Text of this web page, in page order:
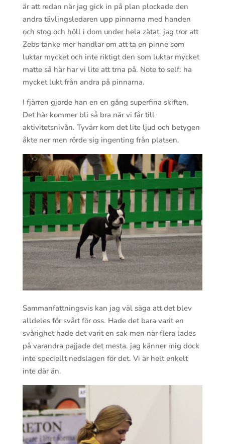
är att redan när jag gick in på plan plockade den
andra tävlingsledaren upp pinnarna med handen
och stog och höll i dom under hela zätat. jag tror att
Zebs tanke mer handlar om att ta en pinne som
luktar mycket och inte riktigt den som luktar mycket
matte så här har vi lite att trna på. Note to self: ha
mycket lukt från andra på pinnarna.
I fjärren gjorde han en en gång superfina skiften.
Det här kommer bli så bra när vi får till
aktivitetsnivån. Tyvärr kom det lite ljud och betygen
åkte ner men rörde sig ingenting från platsen.
Sammanfattningsvis kan jag väl säga att det blev
alldeles för svårt för oss. Hade det bara varit en
svårighet hade det varit en sak men när flera lades
på varandra pajjade det mesta. jag känner mig dock
inte speciellt nedslagen för det. Vi är helt enkelt
inte där än.